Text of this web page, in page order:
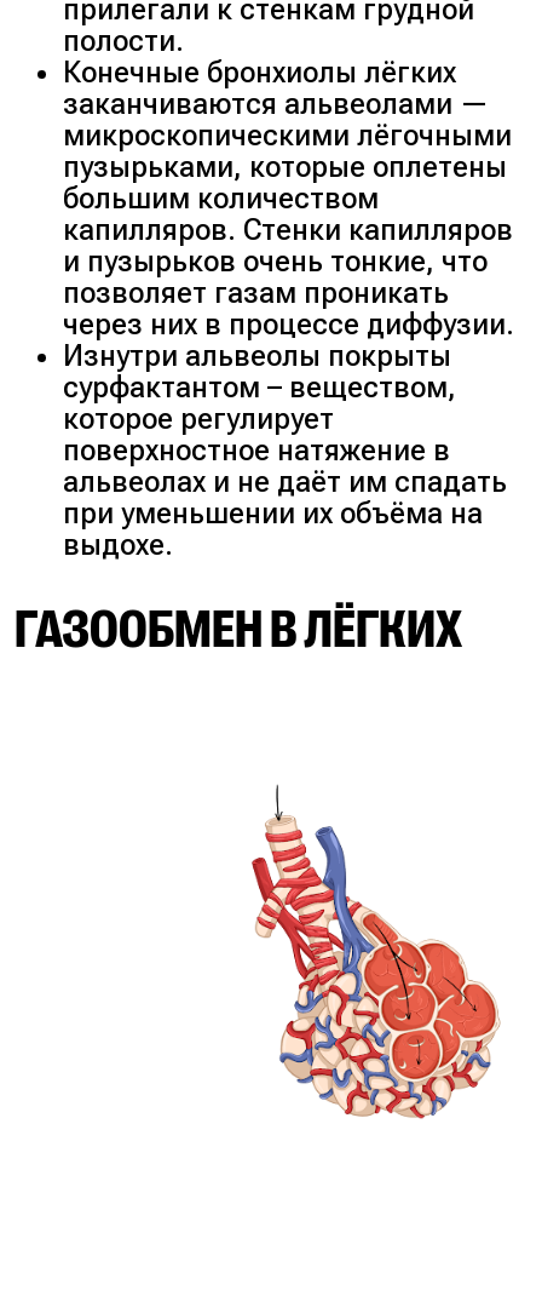
прилегали к стенкам грудной
полости.
Конечные бронхиолы лёгких
заканчиваются альвеолами —
микроскопическими лёгочными
пузырьками, которые оплетены
большим количеством
капилляров. Стенки капилляров
и пузырьков очень тонкие, что
позволяет газам проникать
через них в процессе диффузии.
Изнутри альвеолы покрыты
сурфактантом – веществом,
которое регулирует
поверхностное натяжение в
альвеолах и не даёт им спадать
при уменьшении их объёма на
выдохе.
ГАЗООБМЕН В ЛЁГКИХ